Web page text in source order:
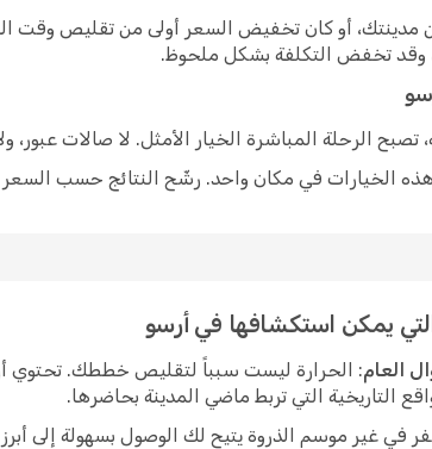
مدينتك، أو كان تخفيض السعر أولى من تقليص وقت
وقد تخفض التكلفة بشكل ملحوظ.
تصبح الرحلة المباشرة الخيار الأمثل. لا صالات
الخيارات في مكان واحد. رشّح النتائج حسب السعر
التي يمكن استكشافها في أرسو
العام: الحرارة ليست سبباً لتقليص خططك. تحتوي
التاريخية التي تربط ماضي المدينة بحاضرها.
في غير موسم الذروة يتيح لك الوصول بسهولة إلى